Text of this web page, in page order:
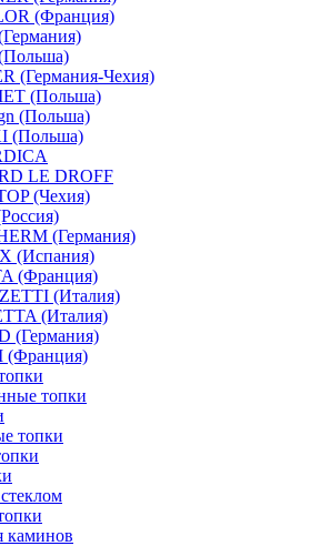
(Франция)
(Германия-Чехия)
(Польша)
(Польша)
(Польша)
LE DROFF
(Чехия)
(Германия)
(Испания)
(Франция)
(Италия)
(Италия)
(Германия)
(Франция)
топки
топки
каминов